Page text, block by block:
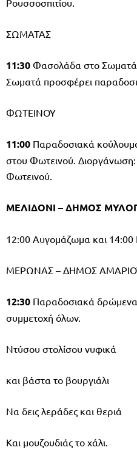
ΣΩΜΑΤΑΣ
11:30 Φασολάδα στο Σωματά.
Σωματά προσφέρει
ΦΩΤΕΙΝΟΥ
11:00 Παραδοσιακά
στου Φωτεινού. Διοργάνωση:
Φωτεινού.
ΜΕΛΙΔΟΝΙ – ΔΗΜΟΣ
12:00 Αυγομάζωμα και 14:00
ΜΕΡΩΝΑΣ – ΔΗΜΟΣ
12:30 Παραδοσιακά δρώμενα,
συμμετοχή όλων.
Ντύσου στολίσου νυφικά
και βάστα το βουργιάλι
Να δεις λεράδες και θεριά
Και μουζουδιάς το χάλι.